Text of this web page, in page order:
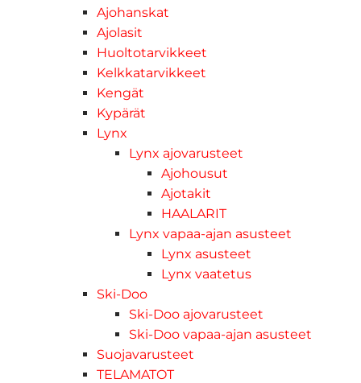
Ajohanskat
Ajolasit
Huoltotarvikkeet
Kelkkatarvikkeet
Kengät
Kypärät
Lynx
Lynx ajovarusteet
Ajohousut
Ajotakit
HAALARIT
Lynx vapaa-ajan asusteet
Lynx asusteet
Lynx vaatetus
Ski-Doo
Ski-Doo ajovarusteet
Ski-Doo vapaa-ajan asusteet
Suojavarusteet
TELAMATOT